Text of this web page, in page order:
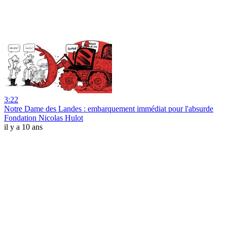
3:22
Notre Dame des Landes : embarquement immédiat pour l'absurde
Fondation Nicolas Hulot
il y a 10 ans